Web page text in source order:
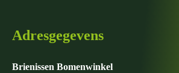
Adresgegevens
Brienissen Bomenwinkel